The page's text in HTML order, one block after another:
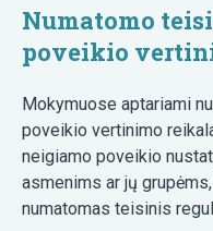
Numatomo
poveikio
Mokymuose aptariami
poveikio vertinimo
neigiamo poveikio
asmenims ar jų
numatomas teisinis